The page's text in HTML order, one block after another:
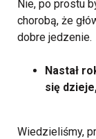
Nie, po prostu
chorobą, że
dobre jedzenie.
Nastał
się
Wiedzieliśmy,